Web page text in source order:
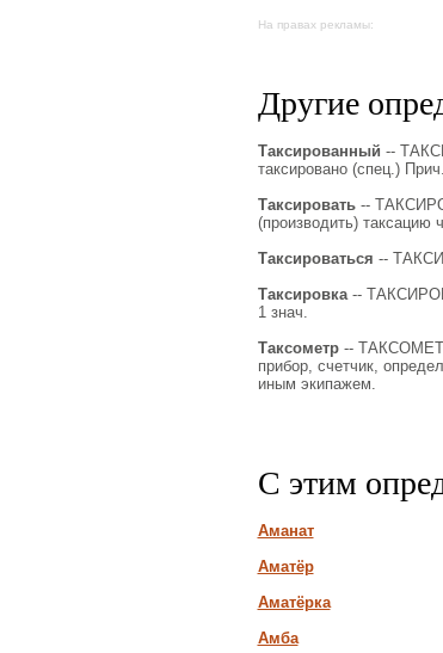
На правах рекламы:
Другие
Таксированный --
таксировано (спец.)
Таксировать--
(производить) таксацию
Таксироваться --
Таксировка--
1 знач.
Таксометр-- ТАКСОМЕТР
прибор, счетчик,
иным экипажем.
С этим
Аманат
Аматёр
Аматёрка
Амба